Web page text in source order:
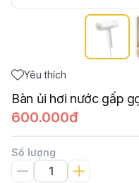
Yêu thích
Bàn ủi hơi nước gấp
600.000đ
Số lượng